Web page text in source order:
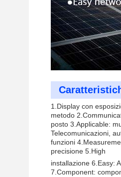
1.Display con
metodo
posto 3.Applicable:
Telecomunicazioni,
funzioni
precisione 5.High
installazione 6.Easy:
7.Component: